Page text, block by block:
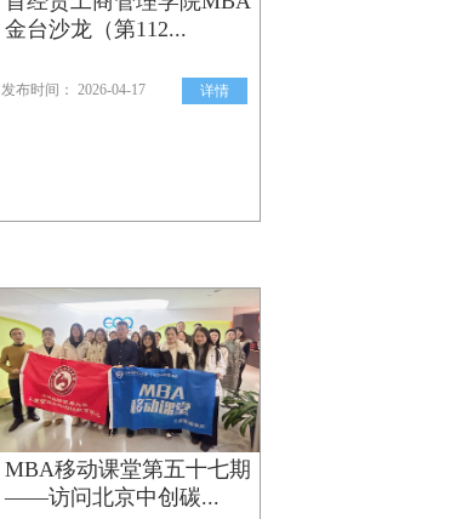
金台沙龙（第112...
发布时间： 2026-04-17 详情
MBA移动课堂第五十七期
——访问北京中创碳...